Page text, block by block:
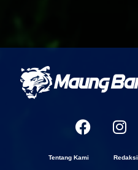
Tentang Kami Redaksi